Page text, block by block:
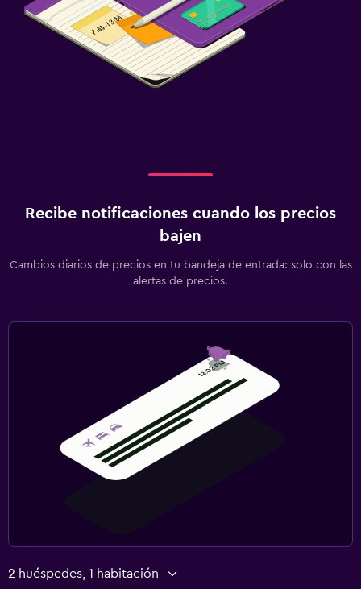
Recibe notificaciones cuando los precios
bajen
Cambios diarios de precios en tu bandeja de entrada: solo con las
alertas de precios.
2 huéspedes, 1 habitación